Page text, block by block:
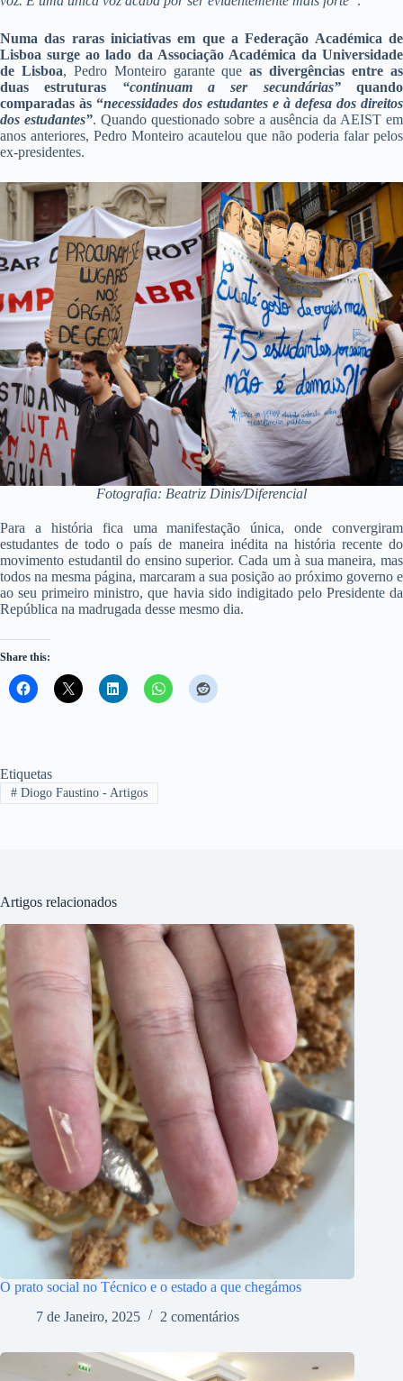
Numa das raras iniciativas em que a Federação Académica de
Lisboa surge ao lado da Associação Académica da Universidade
de Lisboa, Pedro Monteiro garante queas divergências entre as
duas estruturas “continuam a ser secundárias”quando
comparadas às “necessidades dos estudantes e à defesa dos direitos
dos estudantes”. Quando questionado sobre a ausência da AEIST em
anos anteriores, Pedro Monteiro acautelou que não poderia falar pelos
ex-presidentes.
Fotografia: Beatriz Dinis/Diferencial
Para a história fica uma manifestação única, onde convergiram
estudantes de todo o país de maneira inédita na história recente do
movimento estudantil do ensino superior. Cada um à sua maneira, mas
todos na mesma página, marcaram a sua posição ao próximo governo e
ao seu primeiro ministro, que havia sido indigitado pelo Presidente da
República na madrugada desse mesmo dia.
Share this:
Etiquetas
#Diogo Faustino - Artigos
Artigos relacionados
O prato social no Técnico e o estado a que chegámos
7 de Janeiro, 2025
2 comentários